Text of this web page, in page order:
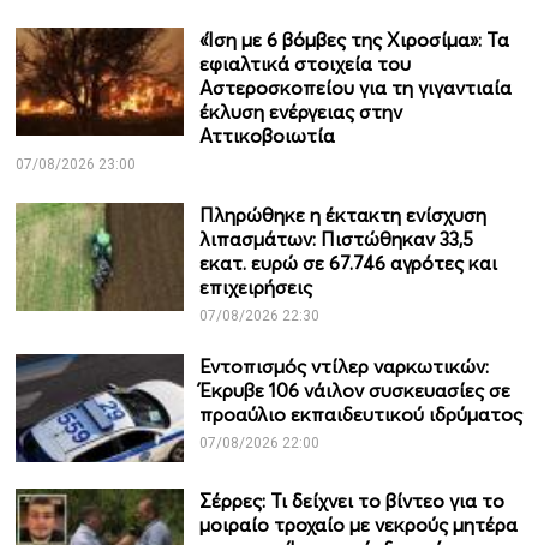
«Ίση με 6 βόμβες της Χιροσίμα»: Τα
εφιαλτικά στοιχεία του
Αστεροσκοπείου για τη γιγαντιαία
έκλυση ενέργειας στην
Αττικοβοιωτία
07/08/2026 23:00
Πληρώθηκε η έκτακτη ενίσχυση
λιπασμάτων: Πιστώθηκαν 33,5
εκατ. ευρώ σε 67.746 αγρότες και
επιχειρήσεις
07/08/2026 22:30
Εντοπισμός ντίλερ ναρκωτικών:
Έκρυβε 106 νάιλον συσκευασίες σε
προαύλιο εκπαιδευτικού ιδρύματος
07/08/2026 22:00
Σέρρες: Τι δείχνει το βίντεο για το
μοιραίο τροχαίο με νεκρούς μητέρα